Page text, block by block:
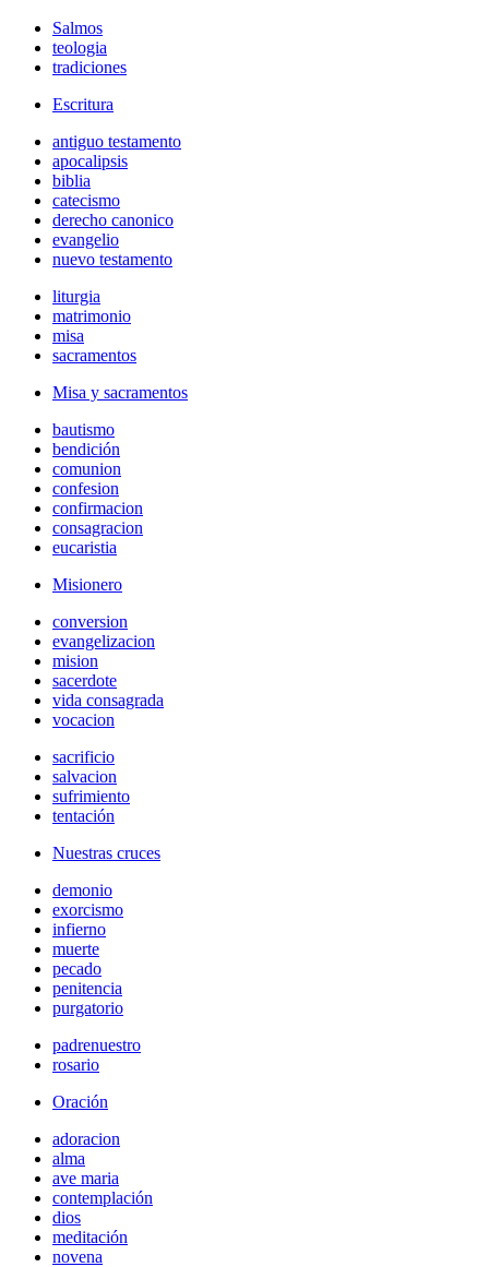
Salmos
teologia
tradiciones
Escritura
antiguo testamento
apocalipsis
biblia
catecismo
derecho canonico
evangelio
nuevo testamento
liturgia
matrimonio
misa
sacramentos
Misa y sacramentos
bautismo
bendición
comunion
confesion
confirmacion
consagracion
eucaristia
Misionero
conversion
evangelizacion
mision
sacerdote
vida consagrada
vocacion
sacrificio
salvacion
sufrimiento
tentación
Nuestras cruces
demonio
exorcismo
infierno
muerte
pecado
penitencia
purgatorio
padrenuestro
rosario
Oración
adoracion
alma
ave maria
contemplación
dios
meditación
novena